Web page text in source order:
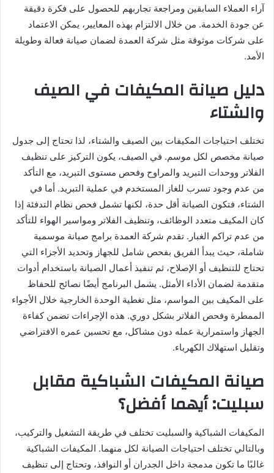
آراء العملاء السابقين ومراجعة تجاربهم للحصول على فكرة دقيقة
عن جودة الخدمة. من خلال الالتزام بهذه المعايير، يمكن الاعتماد
على شركات موثوقة مثل شركة العمدة لضمان صيانة فعالة وطويلة
الأمد.
دليل صيانة المكيفات في الصيف
والشتاء
تختلف احتياجات المكيفات بين الصيف والشتاء، لذا تحتاج إلى جدول
صيانة مخصص لكل موسم. في الصيف، يكون التركيز على تنظيف
الفلاتر ووحدات التبريد والمراوح وفحص مستوى التبريد، مع التأكد
من عدم وجود تسرب للغاز المستخدم في عملية التبريد. أما في
الشتاء، فتكون الصيانة أقل حدة، لكنها تشمل فحص نظام التدفئة إذا
كان المكيف متعدد الوظائف، وتنظيف الفلاتر ومواسير الهواء للتأكد
من عدم تراكم الغبار. تقدم شركة العمدة برامج صيانة موسمية
شاملة، حيث يبدأ الفريق بفحص شامل للجهاز وتحديد الأجزاء التي
تحتاج للتنظيف أو الإصلاح، ثم تنفيذ أعمال الصيانة باستخدام أدوات
متقدمة لضمان الأداء الأمثل. يشمل البرنامج أيضًا نصائح للحفاظ
على المكيف بين المواسم، مثل تغطية الوحدة الخارجية خلال الأجواء
الممطرة وفحص الفلاتر بشكل دوري. هذه الإجراءات تضمن كفاءة
الجهاز واستمرارية عمله دون مشاكل، مع تحسين عمره الافتراضي
وتقليل استهلاك الكهرباء.
صيانة المكيفات الشباكية مقابل
سبليت: أيهما أفضل؟
المكيفات الشباكية والسبليت تختلف في طريقة التشغيل والتركيب،
وبالتالي تختلف احتياجات الصيانة لكل منهما. المكيفات الشباكية
غالبًا ما تكون مدمجة داخل الجدران أو النوافذ، وتحتاج إلى تنظيف